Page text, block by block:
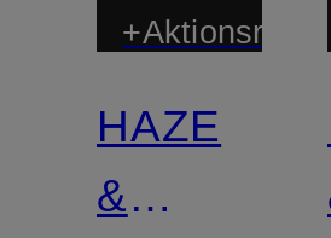
+Aktionsrabatt
HAZE
&